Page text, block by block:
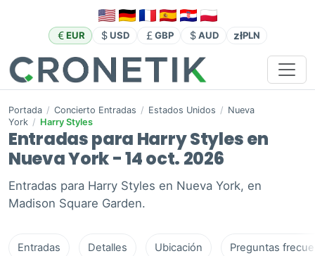
EUR USD GBP AUD złPLN
Portada / Concierto Entradas / Estados Unidos / Nueva
York / Harry Styles
Entradas para Harry Styles en
Nueva York - 14 oct. 2026
Entradas para Harry Styles en Nueva York, en
Madison Square Garden.
Entradas Detalles Ubicación Preguntas